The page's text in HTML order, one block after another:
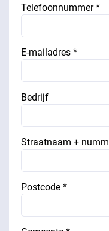
Telefoonnummer *
E-mailadres *
Bedrijf
Straatnaam +
Postcode *